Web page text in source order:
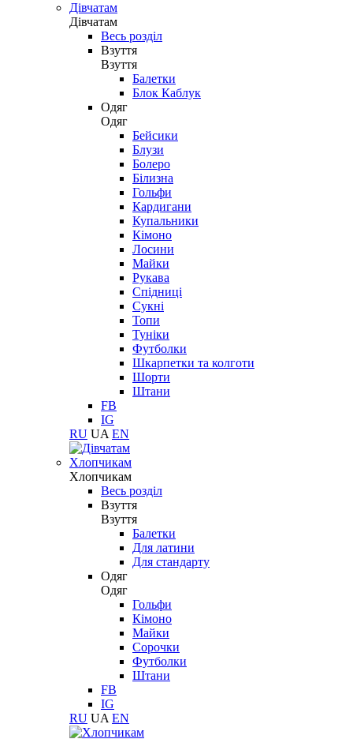
Дівчатам
Дівчатам
Весь розділ
Взуття
Взуття
Балетки
Блок Каблук
Одяг
Одяг
Бейсики
Блузи
Болеро
Білизна
Гольфи
Кардигани
Купальники
Кімоно
Лосини
Майки
Рукава
Спідниці
Сукні
Топи
Туніки
Футболки
Шкарпетки та колготи
Шорти
Штани
FB
IG
RU UA EN
Хлопчикам
Хлопчикам
Весь розділ
Взуття
Взуття
Балетки
Для латини
Для стандарту
Одяг
Одяг
Гольфи
Кімоно
Майки
Сорочки
Футболки
Штани
FB
IG
RU UA EN